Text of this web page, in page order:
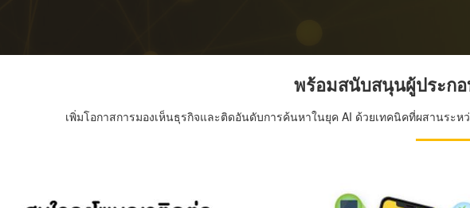
พร้อมสนับสนุนผู้ประก
เพิ่มโอกาสการมองเห็นธุรกิจและติดอันดับการค้นหาในยุค AI ด้วยเทคนิคที่ผสานระ